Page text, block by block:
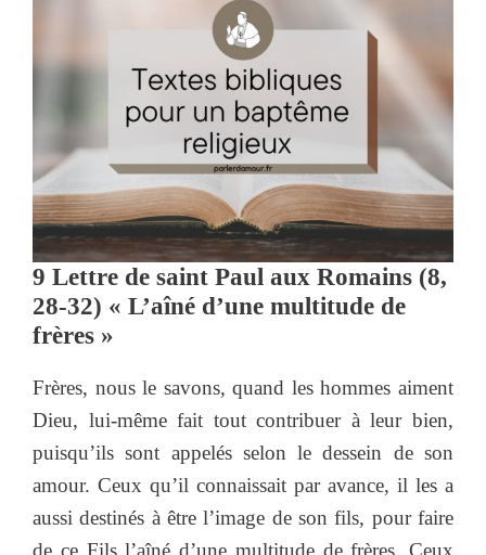
9 Lettre de saint Paul aux Romains (8,
28-32) « L’aîné d’une multitude de
frères »
Frères, nous le savons, quand les hommes aiment
Dieu, lui-même fait tout contribuer à leur bien,
puisqu’ils sont appelés selon le dessein de son
amour. Ceux qu’il connaissait par avance, il les a
aussi destinés à être l’image de son fils, pour faire